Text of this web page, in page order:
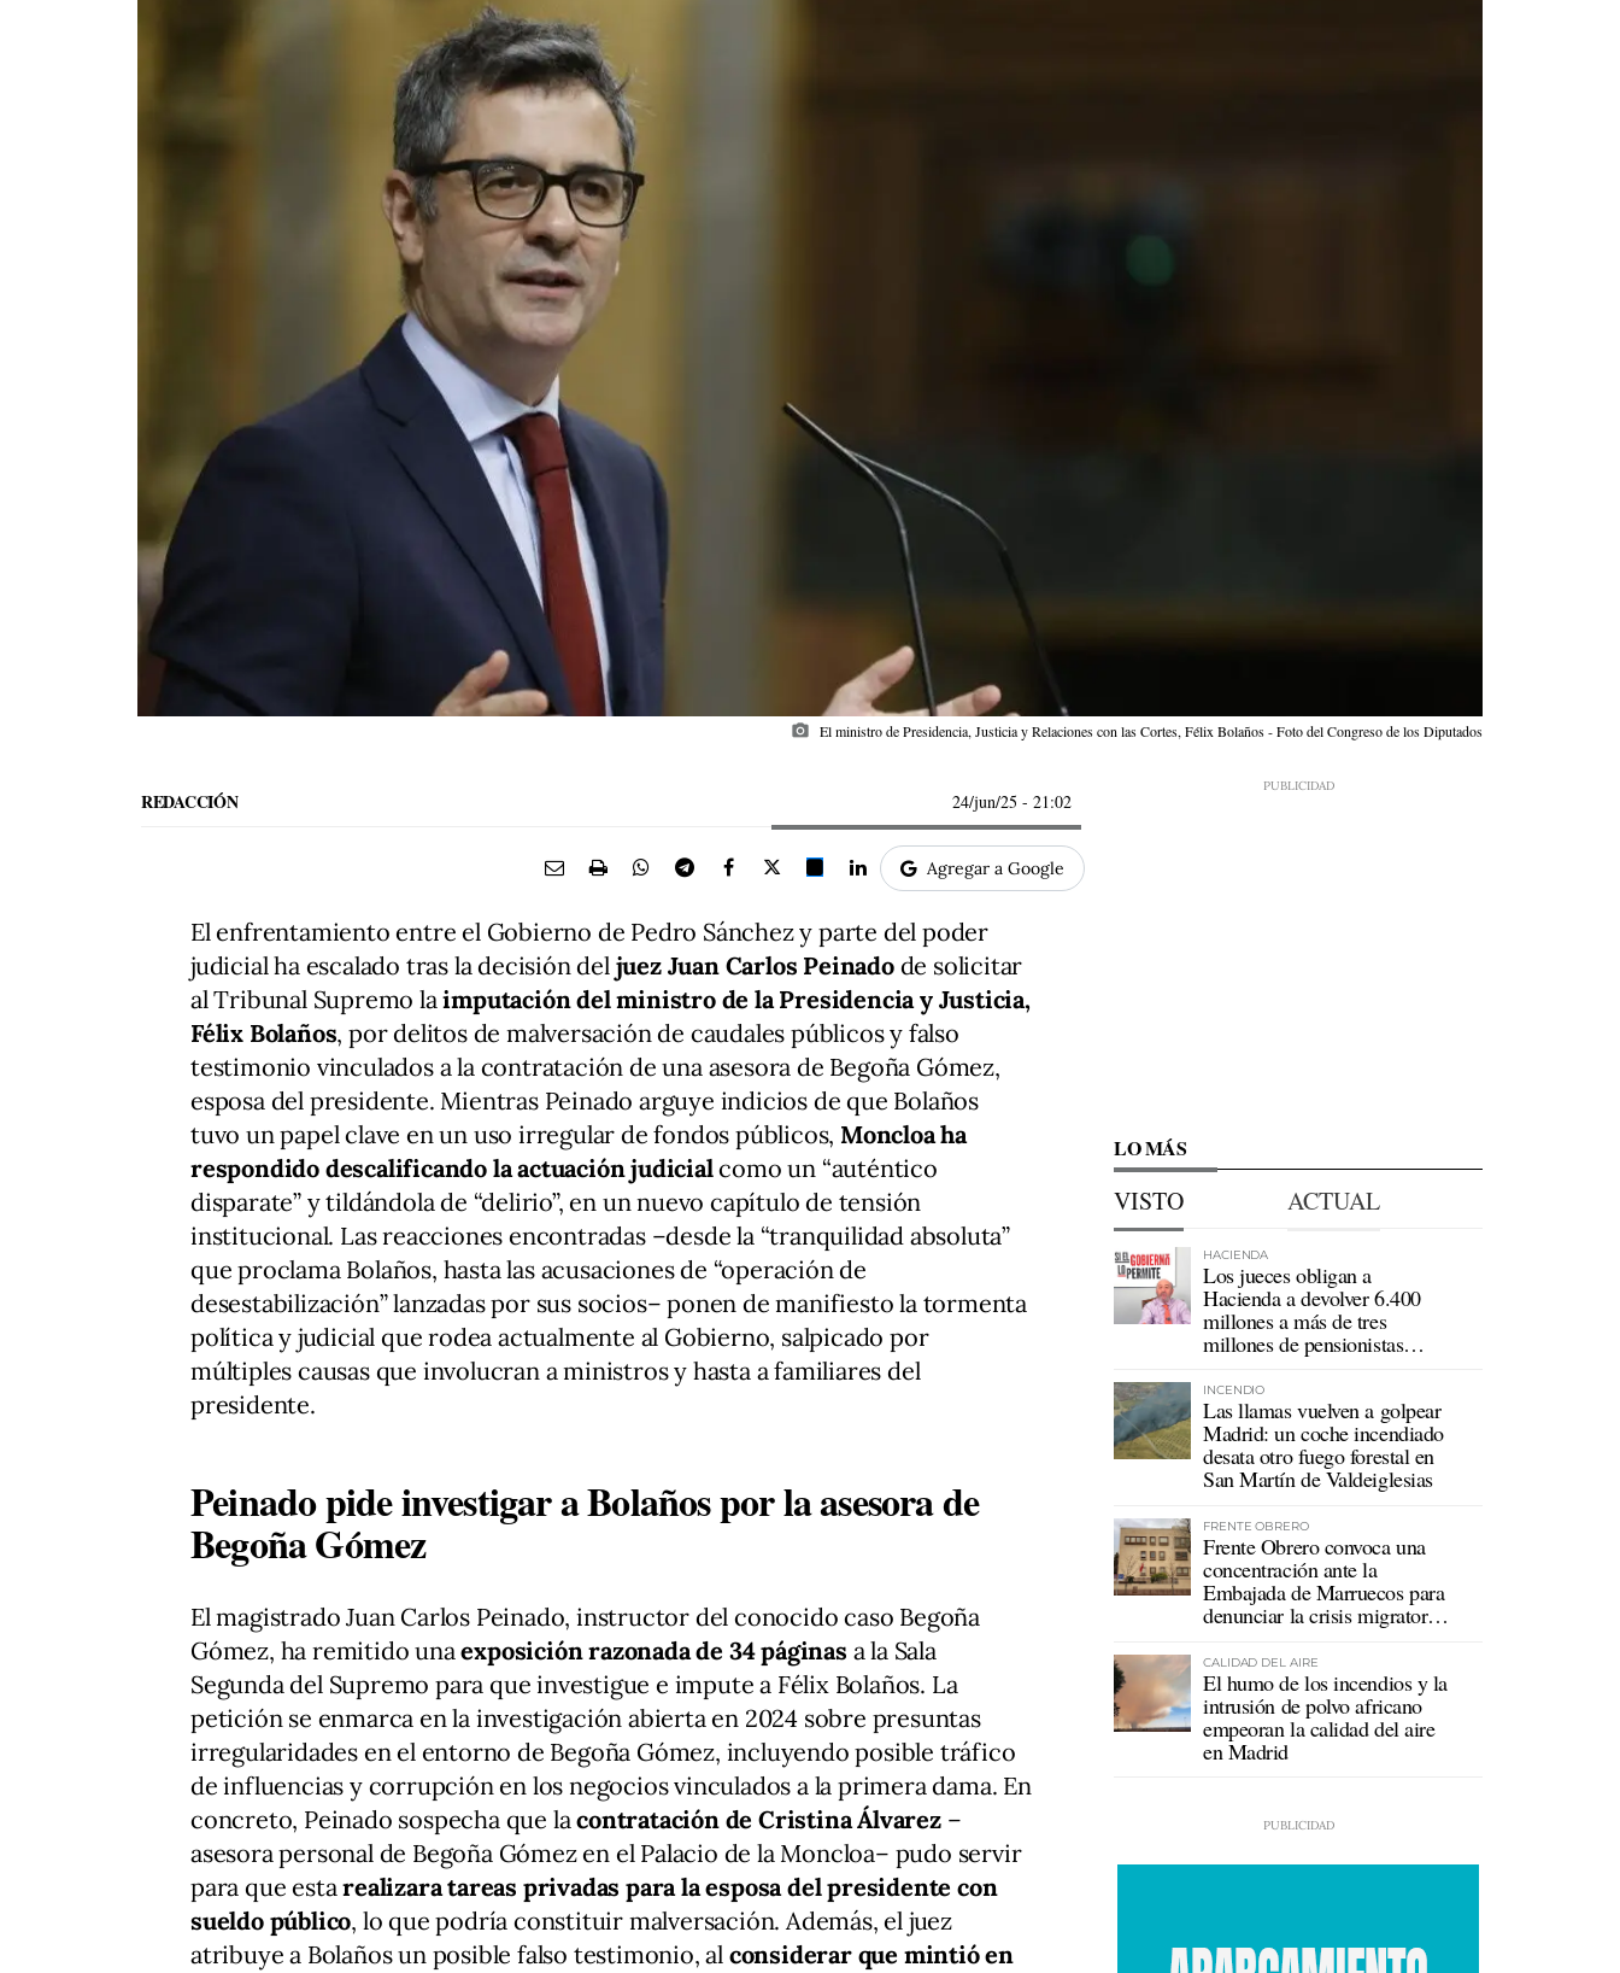
photo_camera El ministro de Presidencia, Justicia y Relaciones con las Cortes, Félix Bolaños - Foto del Congreso de los Diputados
REDACCIÓN 24/jun/25 - 21:02
Agregar a Google
El enfrentamiento entre el Gobierno de Pedro Sánchez y parte del poder
judicial ha escalado tras la decisión del juez Juan Carlos Peinadode solicitar
al Tribunal Supremo laimputación del ministro de la Presidencia y Justicia,
Félix Bolaños, por delitos de malversación de caudales públicos y falso
testimonio vinculados a la contratación de una asesora de Begoña Gómez,
esposa del presidente. Mientras Peinado arguye indicios de que Bolaños
tuvo un papel clave en un uso irregular de fondos públicos, Moncloa ha
respondido descalificando la actuación judicialcomo un “auténtico
disparate” y tildándola de “delirio”, en un nuevo capítulo de tensión
institucional. Las reacciones encontradas –desde la “tranquilidad absoluta”
que proclama Bolaños, hasta las acusaciones de “operación de
desestabilización” lanzadas por sus socios– ponen de manifiesto la tormenta
política y judicial que rodea actualmente al Gobierno, salpicado por
múltiples causas que involucran a ministros y hasta a familiares del
presidente.
Peinado pide investigar a Bolaños por la asesora de
Begoña Gómez
El magistrado Juan Carlos Peinado, instructor del conocido caso Begoña
Gómez, ha remitido unaexposición razonada de 34 páginas a la Sala
Segunda del Supremo para que investigue e impute a Félix Bolaños. La
petición se enmarca en la investigación abierta en 2024 sobre presuntas
irregularidades en el entorno de Begoña Gómez, incluyendo posible tráfico
de influencias y corrupción en los negocios vinculados a la primera dama. En
concreto, Peinado sospecha que lacontratación de Cristina Álvarez–
asesora personal de Begoña Gómez en el Palacio de la Moncloa– pudo servir
para que estarealizara tareas privadas para la esposa del presidente con
sueldo público, lo que podría constituir malversación. Además, el juez
atribuye a Bolaños un posible falso testimonio, al considerar que mintió en
LO MÁS
VISTO ACTUAL
HACIENDA
Los jueces obligan a
Hacienda a devolver 6.400
millones a más de tres
millones de pensionistas
INCENDIO
Las llamas vuelven a golpear
Madrid: un coche incendiado
desata otro fuego forestal en
San Martín de Valdeiglesias
FRENTE OBRERO
Frente Obrero convoca una
concentración ante la
Embajada de Marruecos para
denunciar la crisis migratoria
CALIDAD DEL AIRE
El humo de los incendios y la
intrusión de polvo africano
empeoran la calidad del aire
en Madrid